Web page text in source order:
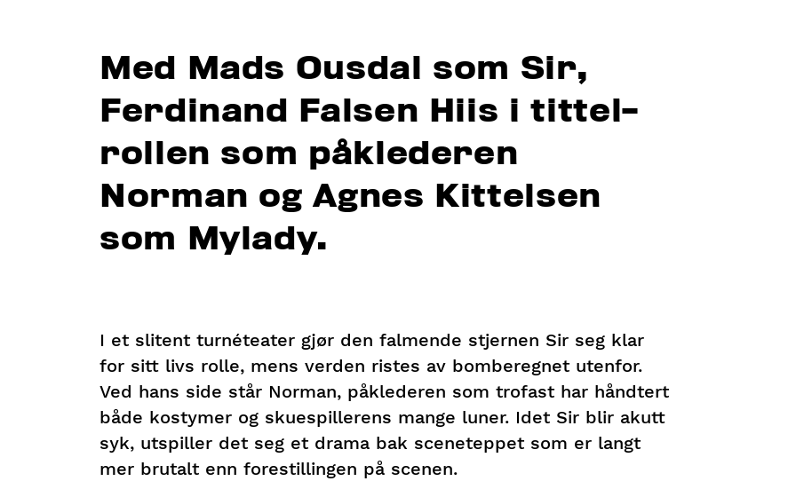
Med Mads Ousdal som Sir,
Ferdinand Falsen Hiis i tittel­
rollen som påklederen
Norman og Agnes Kittelsen
som Mylady.
I et slitent turnéteater gjør den falmende stjernen Sir seg klar
for sitt livs rolle, mens verden ristes av bomberegnet utenfor.
Ved hans side står Norman, påklederen som trofast har håndtert
både kostymer og skuespillerens mange luner. Idet Sir blir akutt
syk, utspiller det seg et drama bak sceneteppet som er langt
mer brutalt enn forestillingen på scenen.